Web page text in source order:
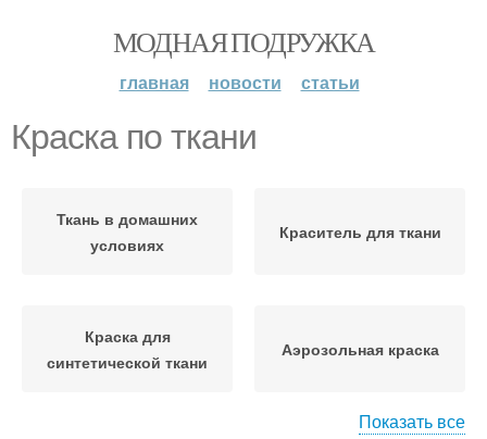
МОДНАЯ ПОДРУЖКА
главная новости статьи
Краска по ткани
Ткань в домашних
условиях
Краситель для ткани
Краска для
синтетической ткани
Аэрозольная краска
Показать все